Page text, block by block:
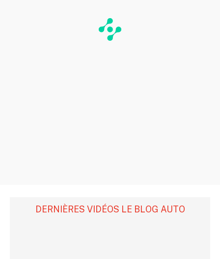
DERNIÈRES VIDÉOS LE BLOG AUTO